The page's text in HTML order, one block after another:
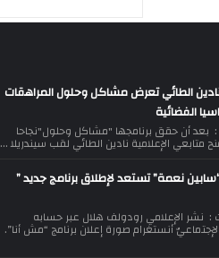
نادين الطائي تعرض مشاكل وحلول المراهقات
الفضائية
بعد أن حقق برنامجها "مشاكل وحلول"نجاحا
متابعي الإعلامية نادين الطائي لقب سيندريلا ...
نعمة” تستعد لإطلاق برنامج جديد ”
: نشر الإعلامي رودولف هلال عبر حسابه
أنستغرام صورة إعلان برنامج “مش أنا”.